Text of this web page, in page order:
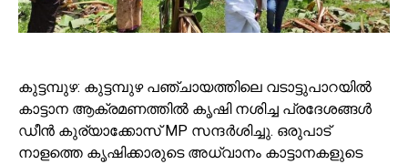
കുട്ടമ്പുഴ: കുട്ടമ്പുഴ പഞ്ചായത്തിലെ വടാട്ടുപാറയിൽ
കാട്ടാന ആക്രമണത്തിൽ കൃഷി നശിച്ച പ്രദേശങ്ങൾ
ഡീൻ കുര്യാക്കോസ് MP സന്ദർശിച്ചു. ഒരുപാട്
നാളത്തെ കൃഷിക്കാരുടെ അധ്വാനം കാട്ടാനകളുടെ